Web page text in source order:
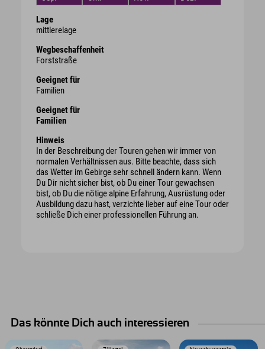
Lage
mittlerelage
Wegbeschaffenheit
Forststraße
Geeignet für
Familien
Geeignet für
Familien
Hinweis
In der Beschreibung der Touren gehen wir immer von
normalen Verhältnissen aus. Bitte beachte, dass sich
das Wetter im Gebirge sehr schnell ändern kann. Wenn
Du Dir nicht sicher bist, ob Du einer Tour gewachsen
bist, ob Du die nötige alpine Erfahrung, Ausrüstung oder
Ausbildung dazu hast, verzichte lieber auf eine Tour oder
schließe Dich einer professionellen Führung an.
Das könnte Dich auch interessieren